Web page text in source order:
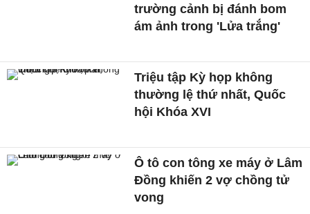
trường cảnh bị đánh bom
ám ảnh trong 'Lửa trắng'
Triệu tập Kỳ họp không
thường lệ thứ nhất, Quốc
hội Khóa XVI
Ô tô con tông xe máy ở Lâm
Đồng khiến 2 vợ chồng tử
vong